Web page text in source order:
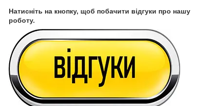
Натисніть на кнопку, щоб побачити відгуки про нашу
роботу.